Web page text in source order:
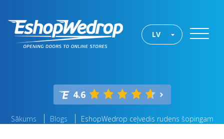
LV
4.6
Sākums Blogs EshopWedrop ceļvedis rudens šopingam